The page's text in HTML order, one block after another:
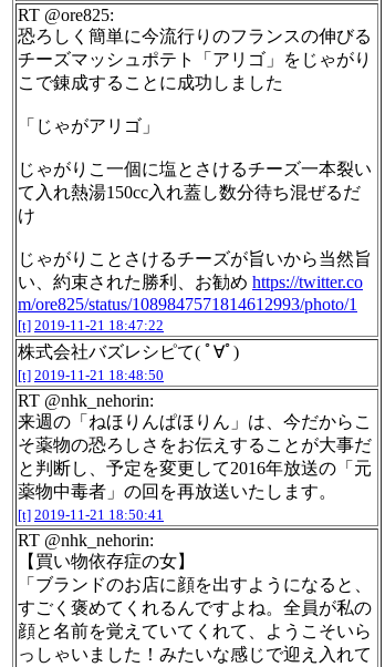
RT @ore825:
恐ろしく簡単に今流行りのフランスの伸びる
チーズマッシュポテト「アリゴ」をじゃがり
こで錬成することに成功しました
「じゃがアリゴ」
じゃがりこ一個に塩とさけるチーズ一本裂い
て入れ熱湯150cc入れ蓋し数分待ち混ぜるだ
け
じゃがりことさけるチーズが旨いから当然旨
い、約束された勝利、お勧め https://twitter.co
m/ore825/status/1089847571814612993/photo/1
[t] 2019-11-21 18:47:22
株式会社バズレシピて( ﾟ∀ﾟ)
[t] 2019-11-21 18:48:50
RT @nhk_nehorin:
来週の「ねほりんぱほりん」は、今だからこ
そ薬物の恐ろしさをお伝えすることが大事だ
と判断し、予定を変更して2016年放送の「元
薬物中毒者」の回を再放送いたします。
[t] 2019-11-21 18:50:41
RT @nhk_nehorin:
【買い物依存症の女】
「ブランドのお店に顔を出すようになると、
すごく褒めてくれるんですよね。全員が私の
顔と名前を覚えていてくれて、ようこそいら
っしゃいました！みたいな感じで迎え入れて